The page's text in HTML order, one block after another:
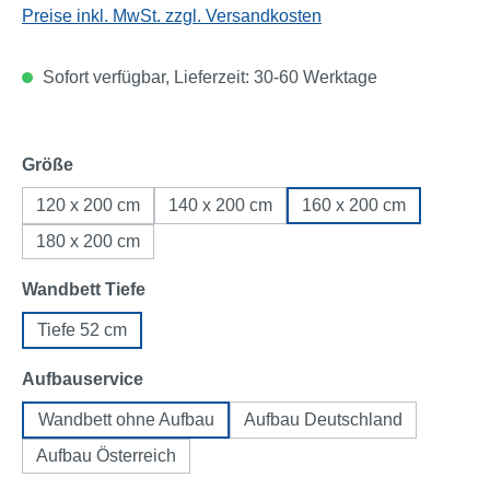
Preise inkl. MwSt. zzgl. Versandkosten
Sofort verfügbar, Lieferzeit: 30-60 Werktage
Größeauswählen
120 x 200 cm 140 x 200 cm
160 x 200 cm
180 x 200 cm
Wandbett Tiefeauswählen
Tiefe 52 cm
Aufbauserviceauswählen
Wandbett ohne Aufbau
Aufbau Deutschland
Aufbau Österreich